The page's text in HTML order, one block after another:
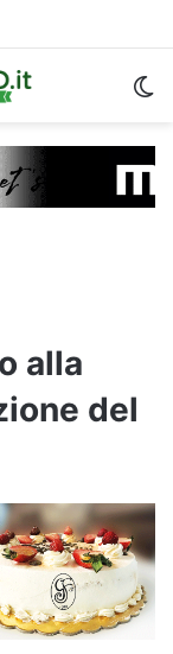
alla
del